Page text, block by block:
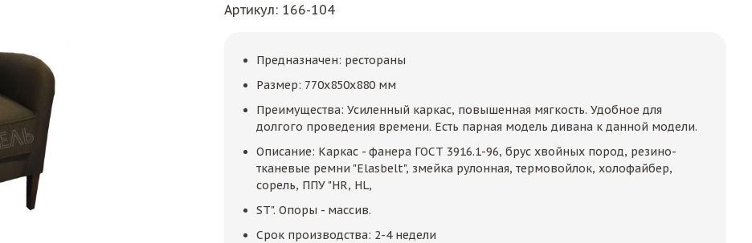
Артикул: 166-104
Предназначен: рестораны
Размер: 770х850х880 мм
Преимущества: Усиленный каркас, повышенная мягкость. Удобное для
долгого проведения времени. Есть парная модель дивана к данной модели.
Описание: Каркас - фанера ГОСТ 3916.1-96, брус хвойных пород, резино-
тканевые ремни "Elasbelt", змейка рулонная, термовойлок, холофайбер,
сорель, ППУ "HR, HL,
ST". Опоры - массив.
Срок производства: 2-4 недели